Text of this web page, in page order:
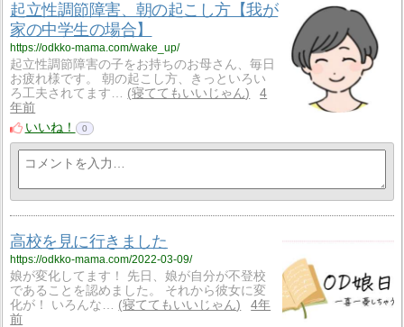
起立性調節障害、朝の起こし方【我が
家の中学生の場合】
https://odkko-mama.com/wake_up/
起立性調節障害の子をお持ちのお母さん、毎日
お疲れ様です。 朝の起こし方、きっといろい
ろ工夫されてます…
寝ててもいいじゃん
4
年前
いいね！
0
高校を見に行きました
https://odkko-mama.com/2022-03-09/
娘が変化してます！ 先日、娘が自分が不登校
であることを認めました。 それから彼女に変
化が！ いろんな…
寝ててもいいじゃん
4年
前